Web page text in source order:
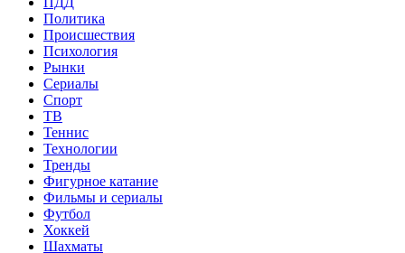
Политика
Происшествия
Психология
Рынки
Сериалы
Спорт
ТВ
Теннис
Технологии
Тренды
Фигурное катание
Фильмы и сериалы
Футбол
Хоккей
Шахматы